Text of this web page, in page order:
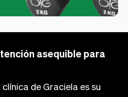
asequible para
de Graciela es su